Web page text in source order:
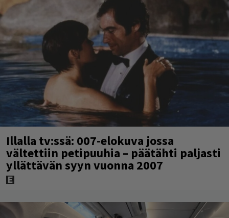
Illalla tv:ssä: 007-elokuva jossa
vältettiin petipuuhia – päätähti paljasti
yllättävän syyn vuonna 2007